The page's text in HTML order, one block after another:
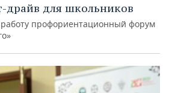
драйв для школьников
профориентационный форум